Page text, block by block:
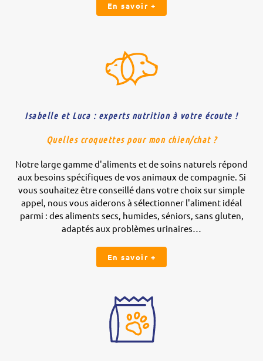
En savoir +
Isabelle et Luca : experts nutrition à votre écoute !
Quelles croquettes pour mon chien/chat ?
Notre large gamme d'aliments et de soins naturels répond
aux besoins spécifiques de vos animaux de compagnie. Si
vous souhaitez être conseillé dans votre choix sur simple
appel, nous vous aiderons à sélectionner l'aliment idéal
parmi : des aliments secs, humides, séniors, sans gluten,
adaptés aux problèmes urinaires…
En savoir +